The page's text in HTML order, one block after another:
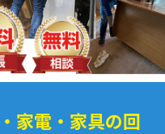
家電・家具の回